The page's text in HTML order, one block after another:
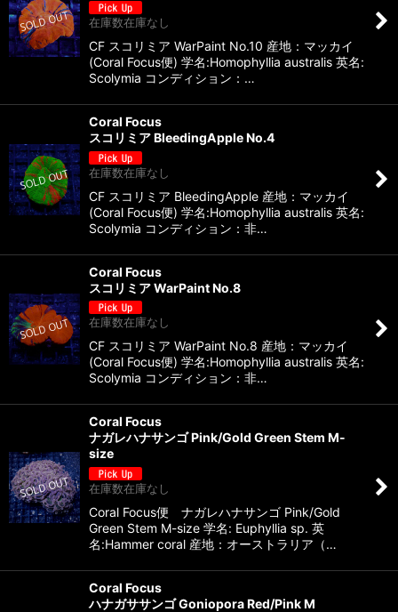
在庫数在庫なし
CF スコリミア WarPaint No.10 産地：マッカイ
(Coral Focus便) 学名:Homophyllia australis 英名:
Scolymia コンディション：…
Coral Focus
スコリミア BleedingApple No.4
在庫数在庫なし
CF スコリミア BleedingApple 産地：マッカイ
(Coral Focus便) 学名:Homophyllia australis 英名:
Scolymia コンディション：非…
Coral Focus
スコリミア WarPaint No.8
在庫数在庫なし
CF スコリミア WarPaint No.8 産地：マッカイ
(Coral Focus便) 学名:Homophyllia australis 英名:
Scolymia コンディション：非…
Coral Focus
ナガレハナサンゴ Pink/Gold Green Stem M-
size
在庫数在庫なし
Coral Focus便 ナガレハナサンゴ Pink/Gold
Green Stem M-size 学名: Euphyllia sp. 英
名:Hammer coral 産地：オーストラリア（…
Coral Focus
ハナガササンゴ Goniopora Red/Pink M